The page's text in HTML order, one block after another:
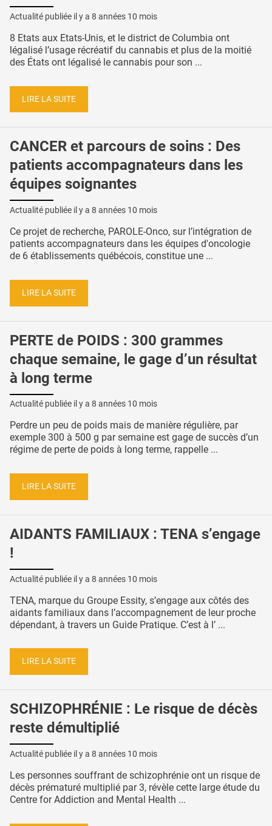
Actualité publiée il y a 8 années 10 mois
8 Etats aux Etats-Unis, et le district de Columbia ont
légalisé l’usage récréatif du cannabis et plus de la moitié
des États ont légalisé le cannabis pour son ...
LIRE LA SUITE
CANCER et parcours de soins : Des
patients accompagnateurs dans les
équipes soignantes
Actualité publiée il y a 8 années 10 mois
Ce projet de recherche, PAROLE-Onco, sur l’intégration de
patients accompagnateurs dans les équipes d'oncologie
de 6 établissements québécois, constitue une ...
LIRE LA SUITE
PERTE de POIDS : 300 grammes
chaque semaine, le gage d’un résultat
à long terme
Actualité publiée il y a 8 années 10 mois
Perdre un peu de poids mais de manière régulière, par
exemple 300 à 500 g par semaine est gage de succès d’un
régime de perte de poids à long terme, rappelle ...
LIRE LA SUITE
AIDANTS FAMILIAUX : TENA s’engage
!
Actualité publiée il y a 8 années 10 mois
TENA, marque du Groupe Essity, s’engage aux côtés des
aidants familiaux dans l’accompagnement de leur proche
dépendant, à travers un Guide Pratique. C’est à l’ ...
LIRE LA SUITE
SCHIZOPHRÉNIE : Le risque de décès
reste démultiplié
Actualité publiée il y a 8 années 10 mois
Les personnes souffrant de schizophrénie ont un risque de
décès prématuré multiplié par 3, révèle cette large étude du
Centre for Addiction and Mental Health ...